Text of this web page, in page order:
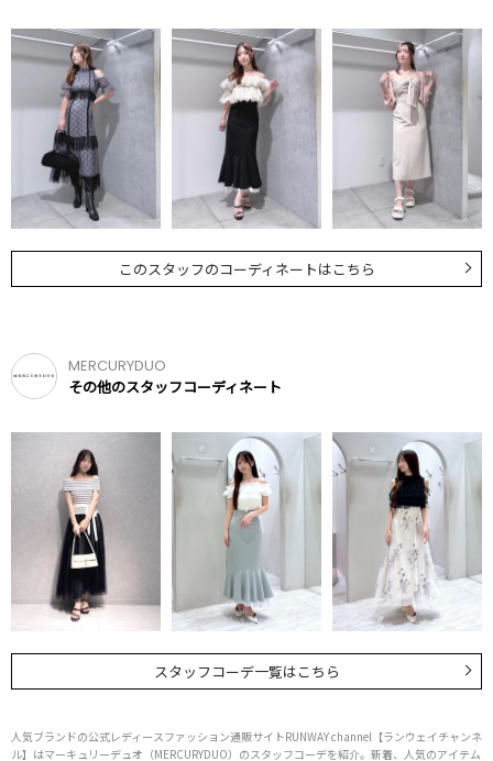
このスタッフのコーディネートはこちら
MERCURYDUO
その他のスタッフコーディネート
スタッフコーデ一覧はこちら
人気ブランドの公式レディースファッション通販サイトRUNWAY channel【ランウェイチャンネ
ル】はマーキュリーデュオ（MERCURYDUO）のスタッフコーデを紹介。新着、人気のアイテム